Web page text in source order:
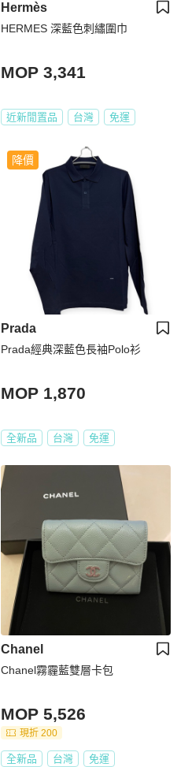
Hermès
HERMES 深藍色刺繡圍巾
MOP 3,341
近新閒置品 台灣 免運
降價
Prada
Prada經典深藍色長袖Polo衫
MOP 1,870
全新品 台灣 免運
Chanel
Chanel霧霾藍雙層卡包
MOP 5,526
現折 200
全新品 台灣 免運